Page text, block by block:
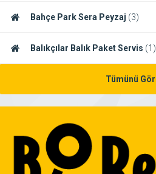
Bahçe Park Sera Peyzaj (3)
Balıkçılar Balık Paket Servis (1)
Tümünü Gör